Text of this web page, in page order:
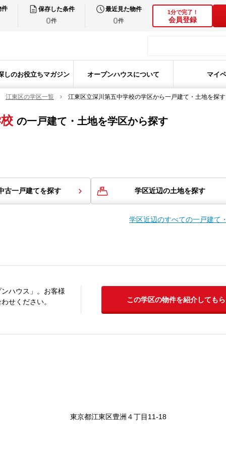
件 保存した条件
0件
最近見た物件
0件
1分で完了！
会員登録
しのお役立ちマガジン オープンハウスについて マイ
江東区の学区一覧 江東区立深川第五中学校の学区から一戸建て・土地を探す
の一戸建て・土地を学区から探す
古一戸建てを探す 学区近辺の土地を探す
学区近辺のすべての一戸建て
ハウス」。お客様
せください。
この学区の物件を紹介しても
東京都江東区豊洲４丁目11-18